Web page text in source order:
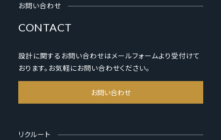
お問い合わせ
CONTACT
設計に関するお問い合わせはメールフォームより受付けて
おります。お気軽にお問い合わせください。
お問い合わせ
リクルート